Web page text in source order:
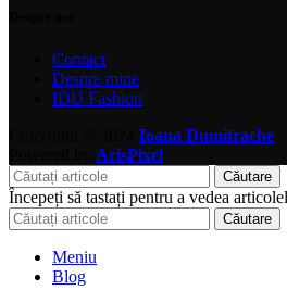
Contact
Despre mine
IDU Fashion
Ioana Dumitrache
ArisPixel
Căutare
Începeți să tastați pentru a vedea
Căutare
Meniu
Blog